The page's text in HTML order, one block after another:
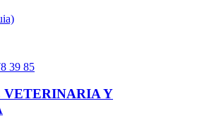
39 85
VETERINARIA Y